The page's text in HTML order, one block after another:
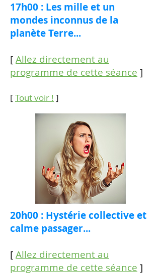
17h00 : Les mille et un
mondes inconnus de la
planète Terre...
[Allez directement au
programme de cette séance ]
[Tout voir ! ]
20h00 : Hystérie collective et
calme passager...
[Allez directement au
programme de cette séance ]